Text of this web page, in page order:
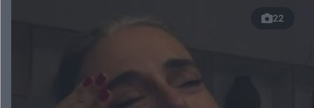
22